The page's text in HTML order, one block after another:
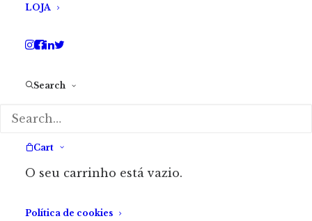
LOJA
Search
Cart
O seu carrinho está vazio.
Política de cookies